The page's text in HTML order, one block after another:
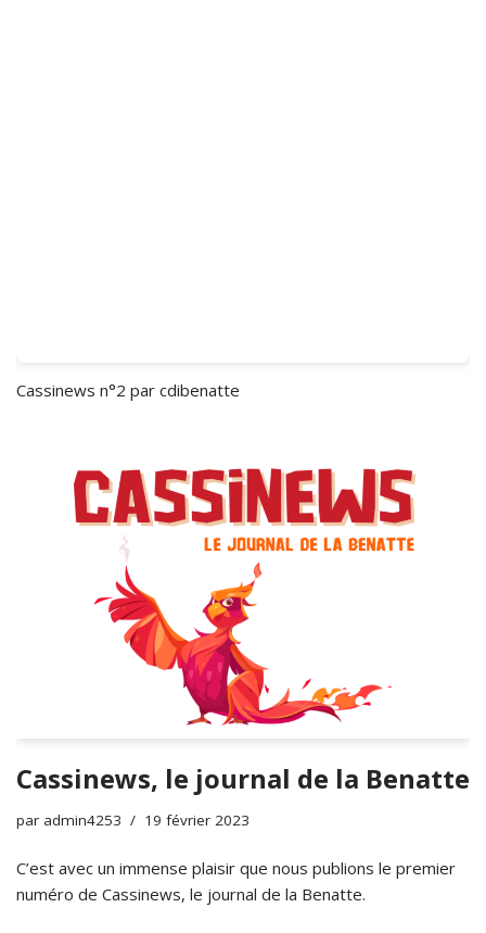
Cassinews n°2 par cdibenatte
Cassinews, le journal de la Benatte
par admin4253 19 février 2023
C’est avec un immense plaisir que nous publions le premier
numéro de Cassinews, le journal de la Benatte.